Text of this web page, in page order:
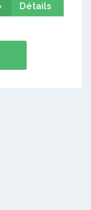
Détails